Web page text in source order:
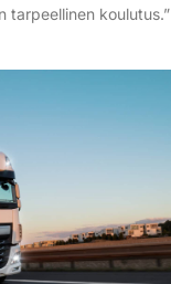
tarpeellinen koulutus.”